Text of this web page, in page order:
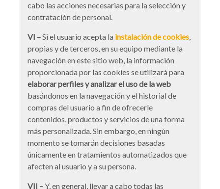
cabo las acciones necesarias para la selección y
contratación de personal.
VI –Si el usuario acepta la instalación de cookies,
propias y de terceros, en su equipo mediante la
navegación en este sitio web, la información
proporcionada por las cookies se utilizará para
elaborar perfiles y analizar el uso de la web
basándonos en la navegación y el historial de
compras del usuario a fin de ofrecerle
contenidos, productos y servicios de una forma
más personalizada. Sin embargo, en ningún
momento se tomarán decisiones basadas
únicamente en tratamientos automatizados que
afecten al usuario y a su persona.
VII –Y, en general, llevar a cabo todas las